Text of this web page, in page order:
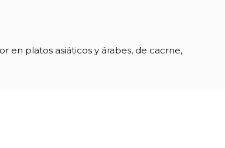
en platos asiáticos y árabes, de cacrne,